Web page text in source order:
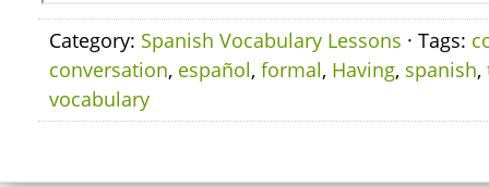
Category: Spanish Vocabulary Lessons · Tags:
conversation, español, formal, Having, spanish,
vocabulary